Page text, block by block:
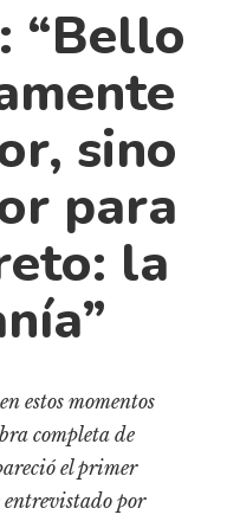
“Bello
sino
para
la
estos momentos
completa de
el primer
por